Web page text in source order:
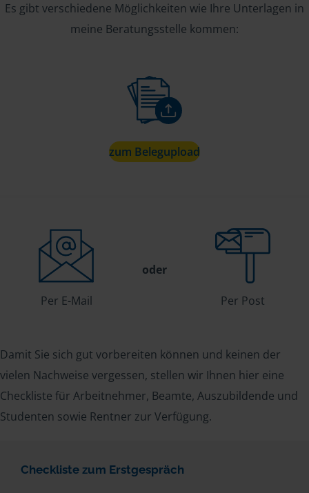
Es gibt verschiedene Möglichkeiten wie Ihre Unterlagen in
meine Beratungsstelle kommen:
zum Belegupload
Per E-Mail
oder
Per Post
Damit Sie sich gut vorbereiten können und keinen der
vielen Nachweise vergessen, stellen wir Ihnen hier eine
Checkliste für Arbeitnehmer, Beamte, Auszubildende und
Studenten sowie Rentner zur Verfügung.
Checkliste zum Erstgespräch